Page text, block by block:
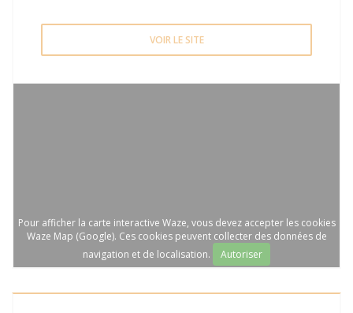
VOIR LE SITE
Pour afficher la carte interactive Waze, vous devez accepter les cookies
Waze Map (Google). Ces cookies peuvent collecter des données de
navigation et de localisation.
Autoriser